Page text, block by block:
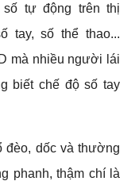
tự động trên thị
tay, số thể thao...
mà nhiều người lái
biết chế độ số tay
đèo, dốc và thường
phanh, thậm chí là